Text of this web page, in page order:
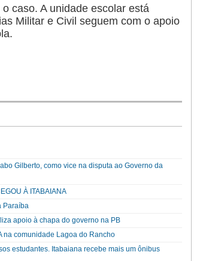
caso. A unidade escolar está
Militar e Civil seguem com o apoio
Gilberto, como vice na disputa ao Governo da
À ITABAIANA
Paraíba
apoio à chapa do governo na PB
na comunidade Lagoa do Rancho
estudantes. Itabaiana recebe mais um ônibus